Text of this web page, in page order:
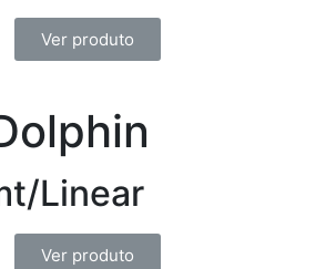
Ver produto
Linear
Ver produto